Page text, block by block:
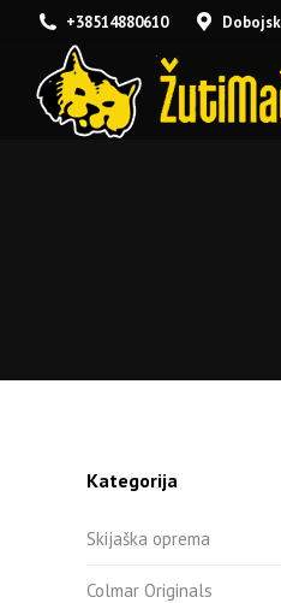
+38514880610
Kategorija
Skijaška oprema
Colmar Originals